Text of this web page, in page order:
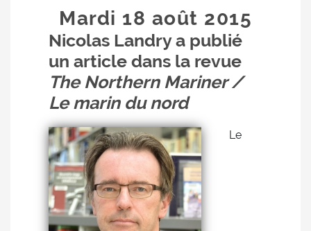
Mardi 18 août 2015
Nicolas Landry a publié
un article dans la revue
The Northern Mariner /
Le marin du nord
Le